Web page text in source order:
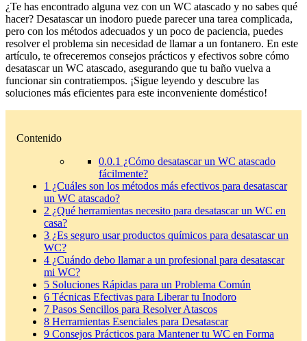
¿Te has encontrado alguna vez con un WC atascado y no sabes qué
hacer? Desatascar un inodoro puede parecer una tarea complicada,
pero con los métodos adecuados y un poco de paciencia, puedes
resolver el problema sin necesidad de llamar a un fontanero. En este
artículo, te ofreceremos consejos prácticos y efectivos sobre cómo
desatascar un WC atascado, asegurando que tu baño vuelva a
funcionar sin contratiempos. ¡Sigue leyendo y descubre las
soluciones más eficientes para este inconveniente doméstico!
Contenido
0.0.1 ¿Cómo desatascar un WC atascado
fácilmente?
1 ¿Cuáles son los métodos más efectivos para desatascar
un WC atascado?
2 ¿Qué herramientas necesito para desatascar un WC en
casa?
3 ¿Es seguro usar productos químicos para desatascar un
WC?
4 ¿Cuándo debo llamar a un profesional para desatascar
mi WC?
5 Soluciones Rápidas para un Problema Común
6 Técnicas Efectivas para Liberar tu Inodoro
7 Pasos Sencillos para Resolver Atascos
8 Herramientas Esenciales para Desatascar
9 Consejos Prácticos para Mantener tu WC en Forma